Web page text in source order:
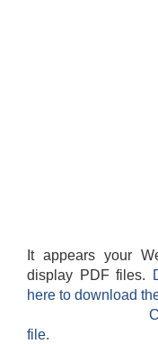
It appears your
display PDF files.
here to download
file.